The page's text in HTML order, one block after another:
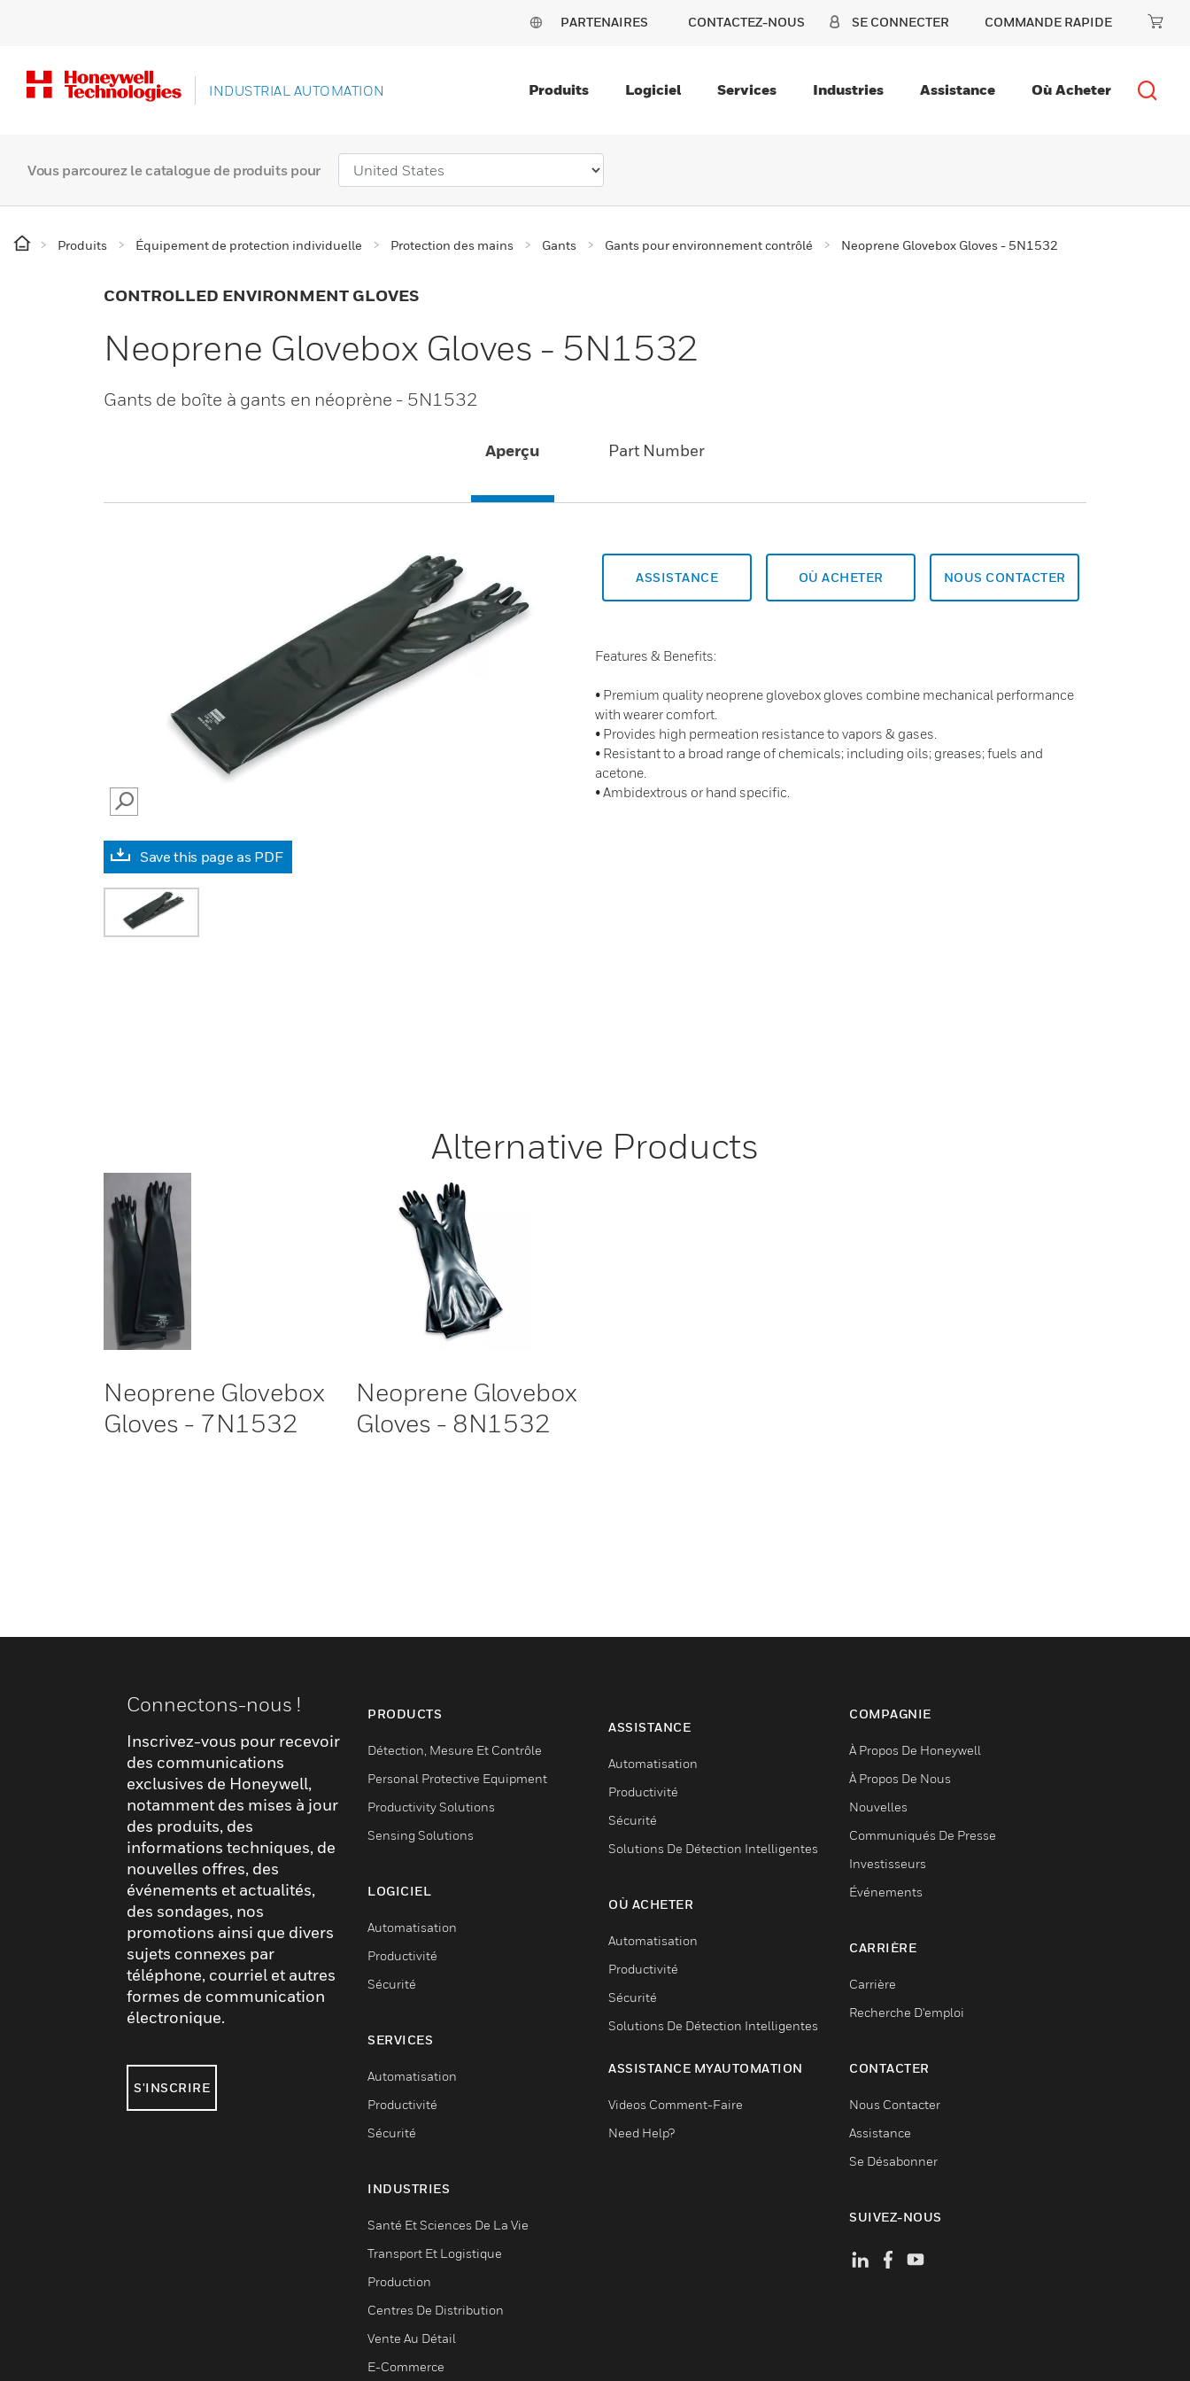
PARTENAIRES CONTACTEZ-NOUS SE CONNECTER COMMANDE RAPIDE
INDUSTRIAL AUTOMATION Produits Logiciel Services Industries Assistance Où Acheter
Vous parcourez le catalogue de produits pour
Produits Équipement de protection individuelle Protection des mains Gants Gants pour environnement contrôlé Neoprene Glovebox Gloves - 5N1532
CONTROLLED ENVIRONMENT GLOVES
Neoprene Glovebox Gloves - 5N1532
Gants de boîte à gants en néoprène - 5N1532
Aperçu Part Number
SEARCH
Save this page as PDF
ASSISTANCE OÙ ACHETER NOUS CONTACTER
Features & Benefits:
• Premium quality neoprene glovebox gloves combine mechanical performance
with wearer comfort.
• Provides high permeation resistance to vapors & gases.
• Resistant to a broad range of chemicals; including oils; greases; fuels and
acetone.
• Ambidextrous or hand specific.
Alternative Products
Neoprene Glovebox
Gloves - 7N1532
Neoprene Glovebox
Gloves - 8N1532
Connectons-nous !
Inscrivez-vous pour recevoir
des communications
exclusives de Honeywell,
notamment des mises à jour
des produits, des
informations techniques, de
nouvelles offres, des
événements et actualités,
des sondages, nos
promotions ainsi que divers
sujets connexes par
téléphone, courriel et autres
formes de communication
électronique.
S'INSCRIRE
PRODUCTS
Détection, Mesure Et Contrôle
Personal Protective Equipment
Productivity Solutions
Sensing Solutions
LOGICIEL
Automatisation
Productivité
Sécurité
SERVICES
Automatisation
Productivité
Sécurité
INDUSTRIES
Santé Et Sciences De La Vie
Transport Et Logistique
Production
Centres De Distribution
Vente Au Détail
E-Commerce
ASSISTANCE
Automatisation
Productivité
Sécurité
Solutions De Détection Intelligentes
OÙ ACHETER
Automatisation
Productivité
Sécurité
Solutions De Détection Intelligentes
ASSISTANCE MYAUTOMATION
Videos Comment-Faire
Need Help?
COMPAGNIE
À Propos De Honeywell
À Propos De Nous
Nouvelles
Communiqués De Presse
Investisseurs
Événements
CARRIÈRE
Carrière
Recherche D'emploi
CONTACTER
Nous Contacter
Assistance
Se Désabonner
SUIVEZ-NOUS